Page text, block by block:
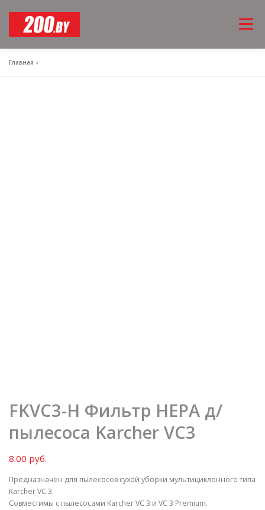
содержимому
Главная »
FKVC3-H Фильтр HEPA д/
пылесоса Karcher VC3
8.00 руб.
Предназначен для пылесосов сухой уборки мультициклонного типа
Karcher VC 3.
Совместимы с пылесосами Karcher VC 3 и VC 3 Premium.